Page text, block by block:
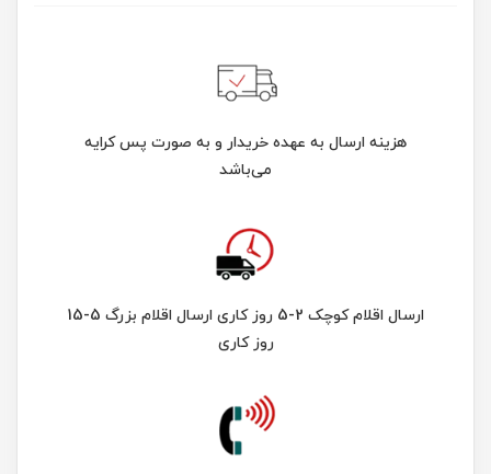
هزینه ارسال به عهده خریدار و به صورت پس کرایه
می‌باشد
ارسال اقلام کوچک 2-5 روز کاری ارسال اقلام بزرگ 5-15
روز کاری